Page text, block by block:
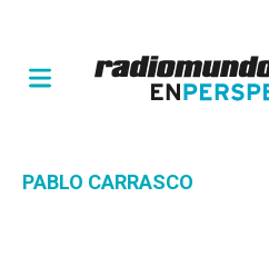
PABLO CARRASCO